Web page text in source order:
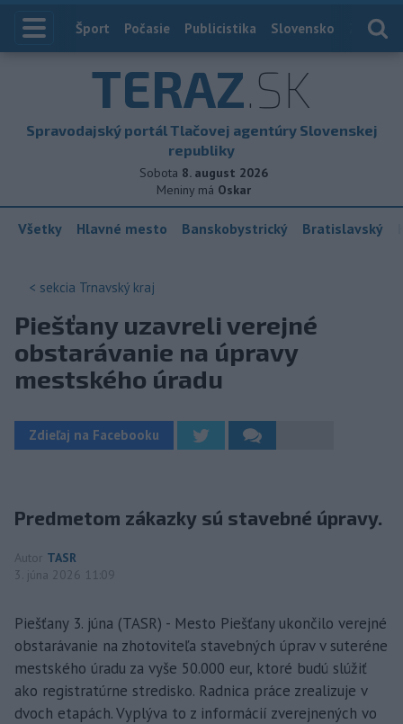
Index
Šport Počasie Publicistika Slovensko
TERAZ.SK
Spravodajský portál Tlačovej agentúry Slovenskej
republiky
Sobota 8. august 2026
Meniny má Oskar
Všetky Hlavné mesto Banskobystrický Bratislavský
< sekcia Trnavský kraj
Piešťany uzavreli verejné
obstarávanie na úpravy
mestského úradu
Zdieľaj na Facebooku
Predmetom zákazky sú stavebné úpravy.
Autor TASR
3. júna 2026 11:09
Piešťany 3. júna (TASR) - Mesto Piešťany ukončilo verejné
obstarávanie na zhotoviteľa stavebných úprav v suteréne
mestského úradu za vyše 50.000 eur, ktoré budú slúžiť
ako registratúrne stredisko. Radnica práce zrealizuje v
dvoch etapách. Vyplýva to z informácií zverejnených vo